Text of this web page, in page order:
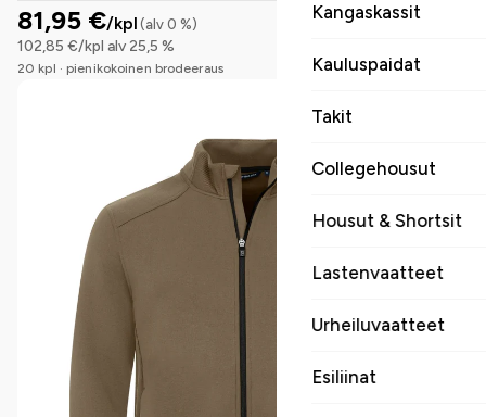
Kangaskassit
Kauluspaidat
Takit
Collegehousut
Housut & Shortsit
Lastenvaatteet
Urheiluvaatteet
Esiliinat
81,95 €/kpl (alv 0 %)
102,85 €/kpl alv 25,5 %
20 kpl · pienikokoinen brodeeraus